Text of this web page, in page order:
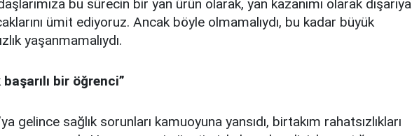
bu sürecin bir yan ürün olarak, yan kazanımı olarak dışarıya
ümit ediyoruz. Ancak böyle olmamalıydı, bu kadar büyük
yaşanmamalıydı.
başarılı bir öğrenci”
gelince sağlık sorunları kamuoyuna yansıdı, birtakım rahatsızlıkları